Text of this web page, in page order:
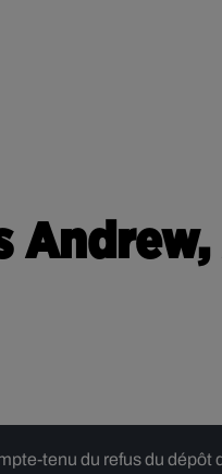
tenu du refus du dépôt